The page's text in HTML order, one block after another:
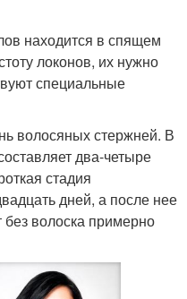
находится в спящем
локонов, их нужно
специальные
волосяных стержней. В
два-четыре
стадия
дней, а после нее
волоска примерно